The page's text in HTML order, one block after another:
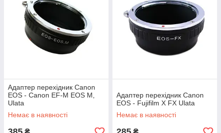
Адаптер перехідник Canon
EOS - Canon EF-M EOS M,
Ulata
Немає в наявності
Адаптер перехідник Canon
EOS - Fujifilm X FX Ulata
Немає в наявності